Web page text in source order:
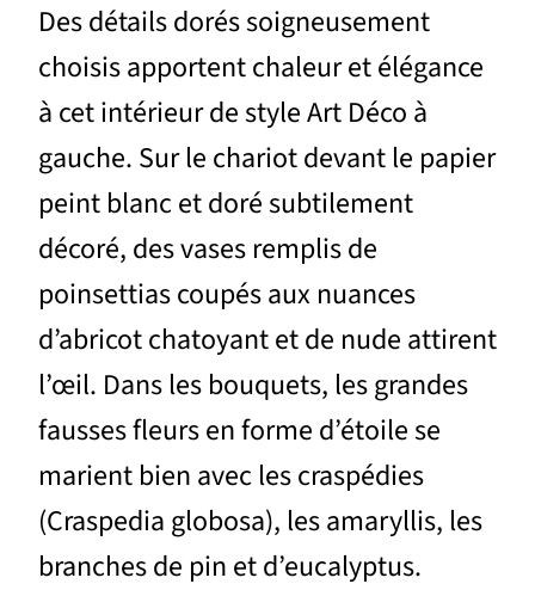
Des détails dorés soigneusement
choisis apportent chaleur et élégance
à cet intérieur de style Art Déco à
gauche. Sur le chariot devant le papier
peint blanc et doré subtilement
décoré, des vases remplis de
poinsettias coupés aux nuances
d’abricot chatoyant et de nude attirent
l’œil. Dans les bouquets, les grandes
fausses fleurs en forme d’étoile se
marient bien avec les craspédies
(Craspedia globosa), les amaryllis, les
branches de pin et d’eucalyptus.